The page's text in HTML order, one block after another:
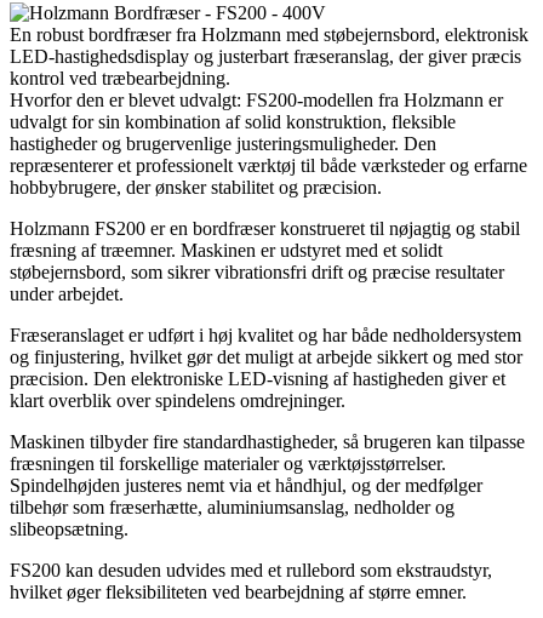
En robust bordfræser fra Holzmann med støbejernsbord, elektronisk
LED-hastighedsdisplay og justerbart fræseranslag, der giver præcis
kontrol ved træbearbejdning.
Hvorfor den er blevet udvalgt: FS200-modellen fra Holzmann er
udvalgt for sin kombination af solid konstruktion, fleksible
hastigheder og brugervenlige justeringsmuligheder. Den
repræsenterer et professionelt værktøj til både værksteder og erfarne
hobbybrugere, der ønsker stabilitet og præcision.
Holzmann FS200 er en bordfræser konstrueret til nøjagtig og stabil
fræsning af træemner. Maskinen er udstyret med et solidt
støbejernsbord, som sikrer vibrationsfri drift og præcise resultater
under arbejdet.
Fræseranslaget er udført i høj kvalitet og har både nedholdersystem
og finjustering, hvilket gør det muligt at arbejde sikkert og med stor
præcision. Den elektroniske LED-visning af hastigheden giver et
klart overblik over spindelens omdrejninger.
Maskinen tilbyder fire standardhastigheder, så brugeren kan tilpasse
fræsningen til forskellige materialer og værktøjsstørrelser.
Spindelhøjden justeres nemt via et håndhjul, og der medfølger
tilbehør som fræserhætte, aluminiumsanslag, nedholder og
slibeopsætning.
FS200 kan desuden udvides med et rullebord som ekstraudstyr,
hvilket øger fleksibiliteten ved bearbejdning af større emner.